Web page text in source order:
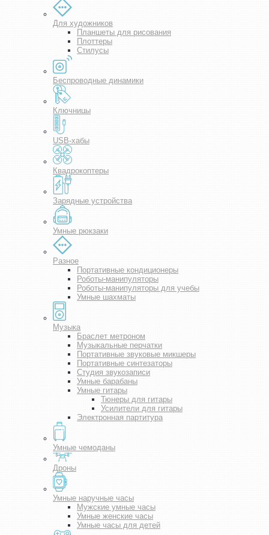
Для художников
Планшеты для рисования
Плоттеры
Стилусы
Беспроводные динамики
Ключницы
USB-хабы
Квадрокоптеры
Зарядные устройства
Умные рюкзаки
Разное
Портативные кондиционеры
Роботы-манипуляторы
Роботы-манипуляторы для учебы
Умные шахматы
Музыка
Браслет метроном
Музыкальные перчатки
Портативные звуковые микшеры
Портативные синтезаторы
Студия звукозаписи
Умные барабаны
Умные гитары
Тюнеры для гитары
Усилители для гитары
Электронная партитура
Умные чемоданы
Дроны
Умные наручные часы
Мужские умные часы
Умные женские часы
Умные часы для детей